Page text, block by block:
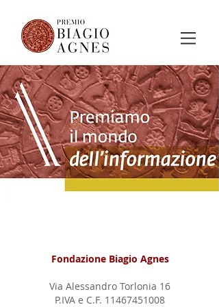
Fondazione Biagio Agnes
Via Alessandro Torlonia 16
P.IVA e C.F. 11467451008